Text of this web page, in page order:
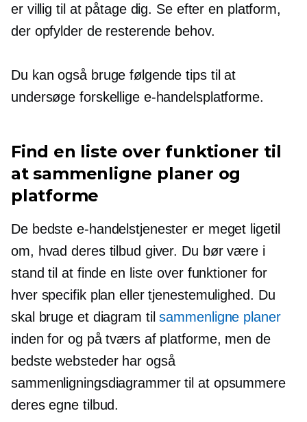
er villig til at påtage dig. Se efter en platform,
der opfylder de resterende behov.
Du kan også bruge følgende tips til at
undersøge forskellige e-handelsplatforme.
Find en liste over funktioner til
at sammenligne planer og
platforme
De bedste e-handelstjenester er meget ligetil
om, hvad deres tilbud giver. Du bør være i
stand til at finde en liste over funktioner for
hver specifik plan eller tjenestemulighed. Du
skal bruge et diagram tilsammenligne planer
inden for og på tværs af platforme, men de
bedste websteder har også
sammenligningsdiagrammer til at opsummere
deres egne tilbud.